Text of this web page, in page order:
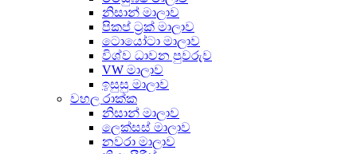
නිසාන් මාලාව
පිකප් ට්‍රක් මාලාව
ටොයෝටා මාලාව
විශ්ව ධාවන පුවරුව
VW මාලාව
ඉසුසු මාලාව
වහල රාක්ක
නිසාන් මාලාව
ලෙක්සස් මාලාව
නවරා මාලාව